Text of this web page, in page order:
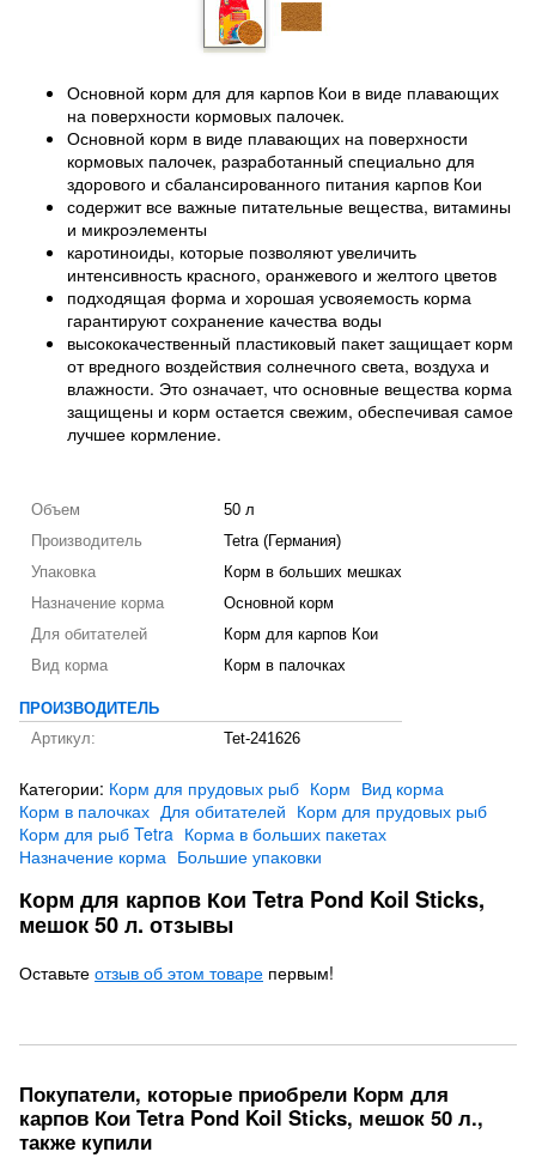
Основной корм для для карпов Кои в виде плавающих
на поверхности кормовых палочек.
Основной корм в виде плавающих на поверхности
кормовых палочек, разработанный специально для
здорового и сбалансированного питания карпов Кои
содержит все важные питательные вещества, витамины
и микроэлементы
каротиноиды, которые позволяют увеличить
интенсивность красного, оранжевого и желтого цветов
подходящая форма и хорошая усвояемость корма
гарантируют сохранение качества воды
высококачественный пластиковый пакет защищает корм
от вредного воздействия солнечного света, воздуха и
влажности. Это означает, что основные вещества корма
защищены и корм остается свежим, обеспечивая самое
лучшее кормление.
Объем
50 л
Производитель
Tetra (Германия)
Упаковка
Корм в больших мешках
Назначение корма
Основной корм
Для обитателей
Корм для карпов Кои
Вид корма
Корм в палочках
ПРОИЗВОДИТЕЛЬ
Артикул:
Tet-241626
Категории: Корм для прудовых рыб Корм Вид корма
Корм в палочках Для обитателей Корм для прудовых рыб
Корм для рыб Tetra Корма в больших пакетах
Назначение корма Большие упаковки
Корм для карпов Кои Tetra Pond Koil Sticks,
мешок 50 л. отзывы
Оставьте отзыв об этом товаре первым!
Покупатели, которые приобрели Корм для
карпов Кои Tetra Pond Koil Sticks, мешок 50 л.,
также купили